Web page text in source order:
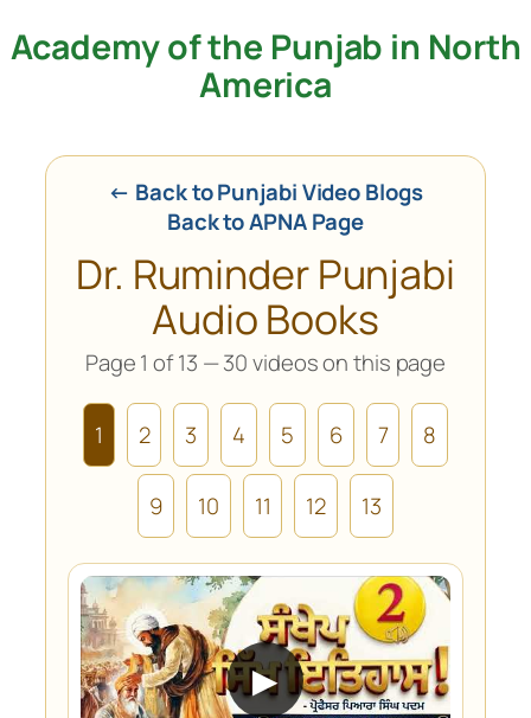
Skip
Academy of the Punjab in North
America
← Back to Punjabi Video Blogs
Back to APNA Page
Dr. Ruminder Punjabi
Audio Books
Page 1 of 13 — 30 videos on this page
1 2 3 4 5 6 7 8
9 10 11 12 13
▶